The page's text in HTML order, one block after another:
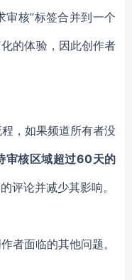
审核”标签合并到一个
的体验，因此创作者
， 如果频道所有者没
审核区域超过60天的
评论并减少其影响。
者面临的其他问题。